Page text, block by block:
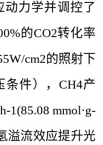
力学并调控了
的CO2转化率
cm2的照射下
条件），CH4产
1(85.08 mmol·g-
溢流效应提升光